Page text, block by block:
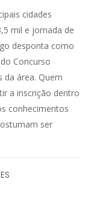
cidades
mil e jornada de
desponta como
Concurso
da área. Quem
a inscrição dentro
conhecimentos
ser